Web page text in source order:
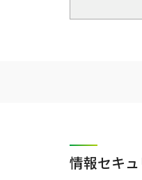
情報セキュ